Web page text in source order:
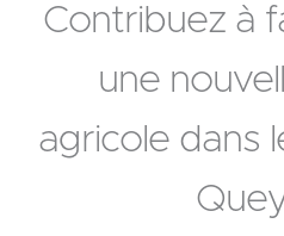
Contribuez à
une
agricole dans